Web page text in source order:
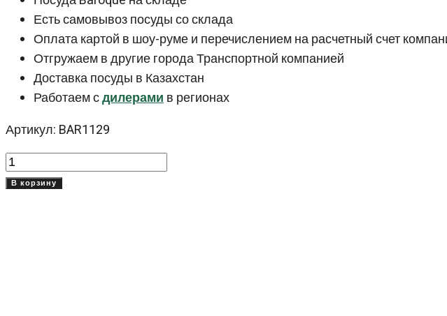
Есть самовывоз посуды со склада
Оплата картой в шоу-руме и перечислением на расчетный счет
Отгружаем в другие города Транспортной компанией
Доставка посуды в Казахстан
Работаем сдилерамив регионах
Артикул: BAR1129
Количество
товара
В корзину